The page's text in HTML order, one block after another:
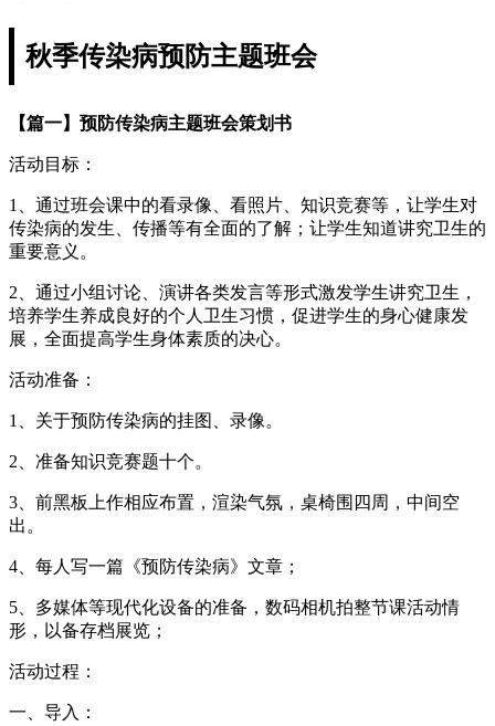
秋季传染病预防主题班会
【篇一】预防传染病主题班会策划书
活动目标：
1、通过班会课中的看录像、看照片、知识竞赛等，让学生对
传染病的发生、传播等有全面的了解；让学生知道讲究卫生的
重要意义。
2、通过小组讨论、演讲各类发言等形式激发学生讲究卫生，
培养学生养成良好的个人卫生习惯，促进学生的身心健康发
展，全面提高学生身体素质的决心。
活动准备：
1、关于预防传染病的挂图、录像。
2、准备知识竞赛题十个。
3、前黑板上作相应布置，渲染气氛，桌椅围四周，中间空
出。
4、每人写一篇《预防传染病》文章；
5、多媒体等现代化设备的准备，数码相机拍整节课活动情
形，以备存档展览；
活动过程：
一、导入：